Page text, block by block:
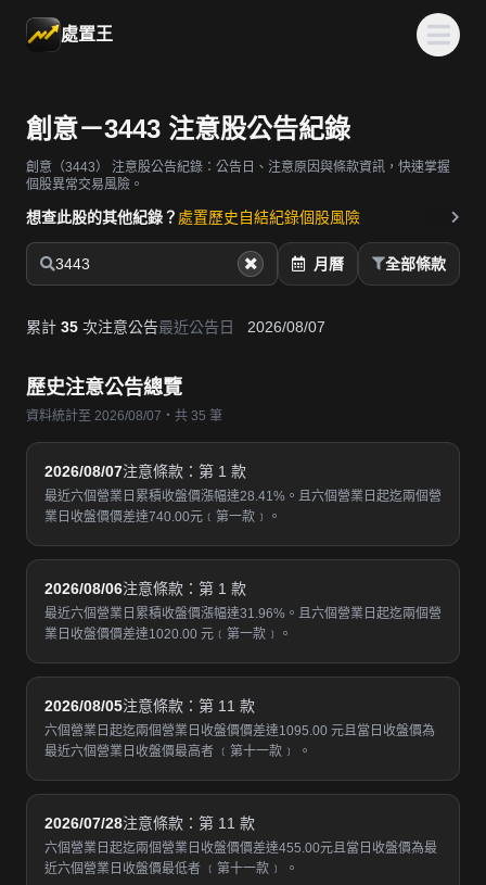
處置王
創意－3443 注意股公告紀錄
創意（3443）
注意股公告紀錄：公告日、注意原因與條款資訊，快速掌握
個股異常交易風險。
想查此股的其他紀錄？ 處置歷史自結紀錄個股風險
3443 月曆 全部條款
累計 35 次注意公告最近公告日 2026/08/07
歷史注意公告總覽
資料統計至 2026/08/07・共 35 筆
2026/08/07注意條款：第 1 款
最近六個營業日累積收盤價漲幅達28.41%。且六個營業日起迄兩個營
業日收盤價價差達740.00元﹝第一款﹞。
2026/08/06注意條款：第 1 款
最近六個營業日累積收盤價漲幅達31.96%。且六個營業日起迄兩個營
業日收盤價價差達1020.00 元﹝第一款﹞。
2026/08/05注意條款：第 11 款
六個營業日起迄兩個營業日收盤價價差達1095.00 元且當日收盤價為
最近六個營業日收盤價最高者 ﹝第十一款﹞ 。
2026/07/28注意條款：第 11 款
六個營業日起迄兩個營業日收盤價價差達455.00元且當日收盤價為最
近六個營業日收盤價最低者 ﹝第十一款﹞ 。